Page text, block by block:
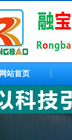
网站首页